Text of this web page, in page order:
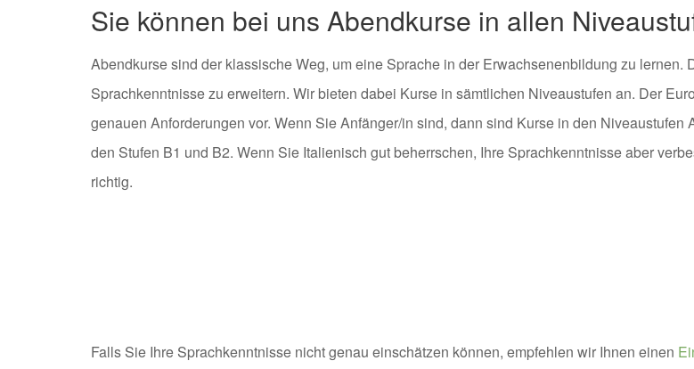
Sie können bei uns Abendkurse in allen
Abendkurse sind der klassische Weg, um eine Sprache in der Erwachsenenbildung zu lernen.
Sprachkenntnisse zu erweitern. Wir bieten dabei Kurse in sämtlichen Niveaustufen an. Der
genauen Anforderungen vor. Wenn Sie Anfänger/in sind, dann sind Kurse in den
den Stufen B1 und B2. Wenn Sie Italienisch gut beherrschen, Ihre Sprachkenntnisse aber
richtig.
Falls Sie Ihre Sprachkenntnisse nicht genau einschätzen können, empfehlen wir Ihnen einen